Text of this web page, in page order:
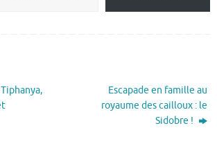
Escapade en famille au
royaume des cailloux : le
Sidobre !